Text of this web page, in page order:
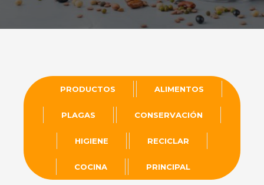
PRODUCTOS ALIMENTOS
PLAGAS CONSERVACIÓN
HIGIENE RECICLAR
COCINA PRINCIPAL